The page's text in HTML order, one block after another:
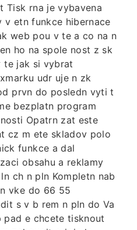
Tisk rna je vybavena
etn funkce hibernace
web pou v te a co na n
ho na spole nost z sk
te jak si vybrat
udr uje n zk
prvn do posledn vyti t
bezplatn program
Opatrn zat este
cz m ete skladov polo
funkce a dal
obsahu a reklamy
ch n pln Kompletn nab
vke do 66 55
s v b rem n pln do Va
e chcete tisknout